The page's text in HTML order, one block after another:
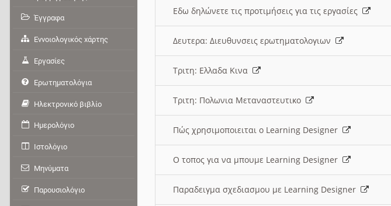
Εδω δηλώνετε τις προτιμήσεις για τις εργασίες
Δευτερα: Διευθυνσεις ερωτηματολογιων
Τριτη: Ελλαδα Κινα
Τριτη: Πολωνια Μεταναστευτικο
Πώς χρησιμοποιειται ο Learning Designer
O τοπος για να μπουμε Learning Designer
Παραδειγμα σχεδιασμου με Learning Designer
Έγγραφα
Εννοιολογικός χάρτης
Εργασίες
Ερωτηματολόγια
Ηλεκτρονικό βιβλίο
Ημερολόγιο
Ιστολόγιο
Μηνύματα
Παρουσιολόγιο